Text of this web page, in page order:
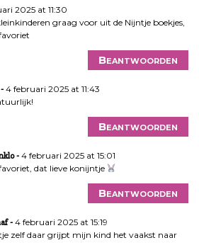
2025 at 11:30
graag voor uit de Nijntje boekjes,
Beantwoorden
4 februari 2025 at 11:43
Beantwoorden
4 februari 2025 at 15:01
dat lieve konijntje
Beantwoorden
4 februari 2025 at 15:19
zelf daar grijpt mijn kind het vaakst naar